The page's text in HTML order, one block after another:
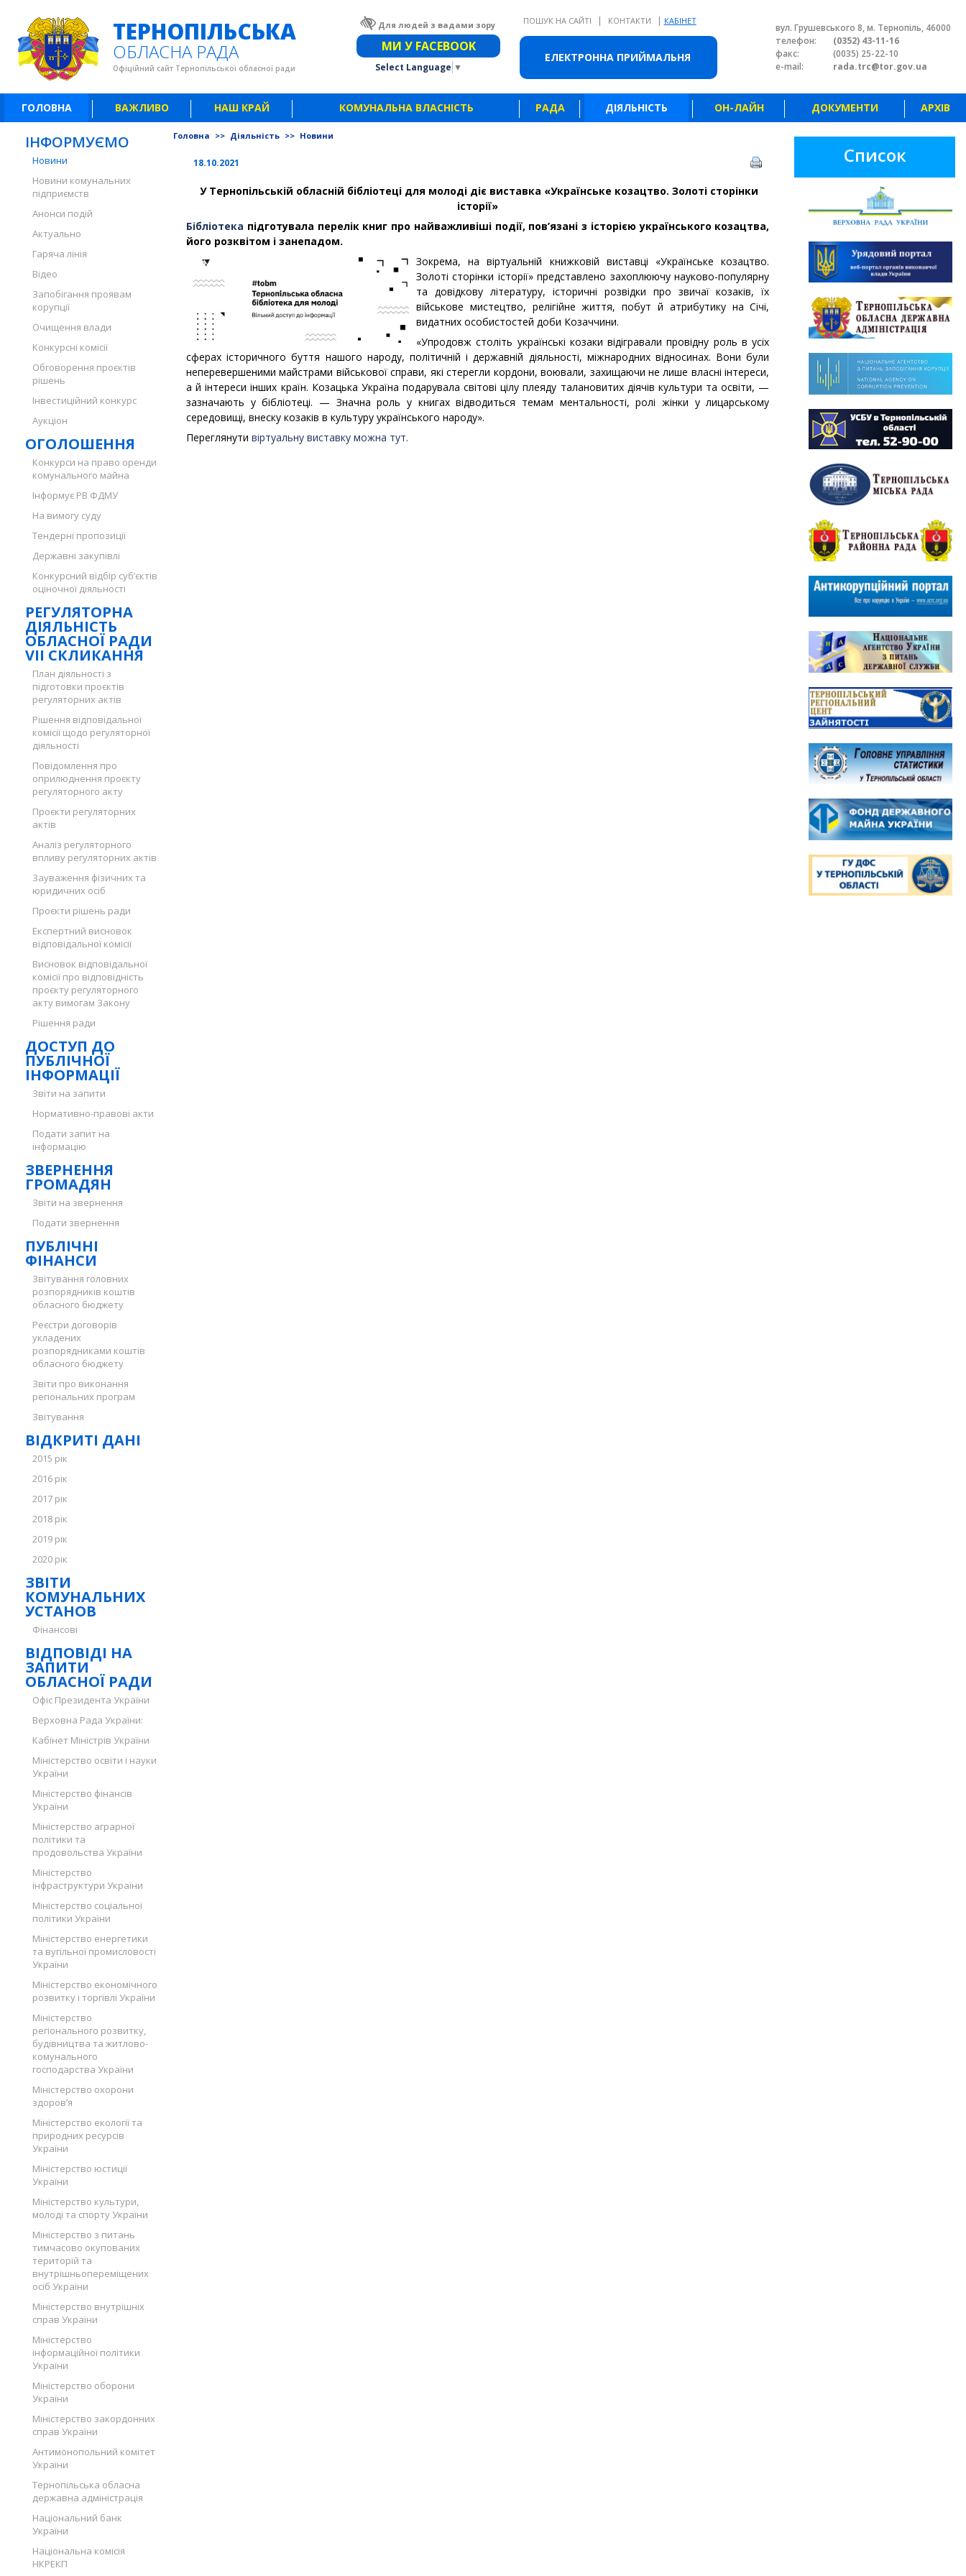
ЕЛЕКТРОННА ПРИЙМАЛЬНЯ
ТЕРНОПІЛЬСЬКА
ОБЛАСНА РАДА
Офіційний сайт Тернопільської обласної ради
Для людей з вадами зору Звичайна версія сайту
МИ У FACEBOOK
Select Language ▼
ПОШУК НА САЙТІ | КОНТАКТИ | КАБІНЕТ
вул. Грушевського 8, м. Тернопіль, 46000
телефон:
(0352) 43-11-16
факс:
(0035) 25-22-10
e-mail:
rada.trc@tor.gov.ua
ГОЛОВНА ВАЖЛИВО НАШ КРАЙ КОМУНАЛЬНА ВЛАСНІСТЬ РАДА ДІЯЛЬНІСТЬ ОН-ЛАЙН ДОКУМЕНТИ АРХІВ
ІНФОРМУЄМО
Новини
Новини комунальних
підприємств
Анонси подій
Актуально
Гаряча лінія
Відео
Запобігання проявам
корупції
Очищення влади
Конкурсні комісії
Обговорення проєктів
рішень
Інвестиційний конкурс
Аукціон
ОГОЛОШЕННЯ
Конкурси на право оренди
комунального майна
Інформує РВ ФДМУ
На вимогу суду
Тендерні пропозиції
Державні закупівлі
Конкурсний відбір суб’єктів
оціночної діяльності
РЕГУЛЯТОРНА
ДІЯЛЬНІСТЬ
ОБЛАСНОЇ РАДИ
VII СКЛИКАННЯ
План діяльності з
підготовки проєктів
регуляторних актів
Рішення відповідальної
комісії щодо регуляторної
діяльності
Повідомлення про
оприлюднення проєкту
регуляторного акту
Проєкти регуляторних
актів
Аналіз регуляторного
впливу регуляторних актів
Зауваження фізичних та
юридичних осіб
Проєкти рішень ради
Експертний висновок
відповідальної комісії
Висновок відповідальної
комісії про відповідність
проєкту регуляторного
акту вимогам Закону
Рішення ради
ДОСТУП ДО
ПУБЛІЧНОЇ
ІНФОРМАЦІЇ
Звіти на запити
Нормативно-правові акти
Подати запит на
інформацію
ЗВЕРНЕННЯ
ГРОМАДЯН
Звіти на звернення
Подати звернення
ПУБЛІЧНІ
ФІНАНСИ
Звітування головних
розпорядників коштів
обласного бюджету
Реєстри договорів
укладених
розпорядниками коштів
обласного бюджету
Звіти про виконання
регіональних програм
Звітування
ВІДКРИТІ ДАНІ
2015 рік
2016 рік
2017 рік
2018 рік
2019 рік
2020 рік
ЗВІТИ
КОМУНАЛЬНИХ
УСТАНОВ
Фінансові
ВІДПОВІДІ НА
ЗАПИТИ
ОБЛАСНОЇ РАДИ
Офіс Президента України
Верховна Рада України:
Кабінет Міністрів України
Міністерство освіти і науки
України
Міністерство фінансів
України
Міністерство аграрної
політики та
продовольства України
Міністерство
інфраструктури України
Міністерство соціальної
політики України
Міністерство енергетики
та вугільної промисловості
України
Міністерство економічного
розвитку і торгівлі України
Міністерство
регіонального розвитку,
будівництва та житлово-
комунального
господарства України
Міністерство охорони
здоров’я
Міністерство екології та
природних ресурсів
України
Міністерство юстиції
України
Міністерство культури,
молоді та спорту України
Міністерство з питань
тимчасово окупованих
територій та
внутрішньопереміщених
осіб України
Міністерство внутрішніх
справ України
Міністерство
інформаційної політики
України
Міністерство оборони
України
Міністерство закордонних
справ України
Антимонопольний комітет
України
Тернопільська обласна
державна адміністрація
Національний банк
України
Національна комісія
НКРЕКП
Головна >> Діяльність >> Новини
18.10.2021
У Тернопільській обласній бібліотеці для молоді діє виставка «Українське козацтво. Золоті сторінки
історії»
Бібліотека підготувала перелік книг про найважливіші події, пов’язані з історією українського козацтва,
його розквітом і занепадом.
Зокрема, на віртуальній книжковій виставці «Українське козацтво.
Золоті сторінки історії» представлено захоплюючу науково-популярну
та довідкову літературу, історичні розвідки про звичаї козаків, їх
військове мистецтво, релігійне життя, побут й атрибутику на Січі,
видатних особистостей доби Козаччини.
«Упродовж століть українські козаки відігравали провідну роль в усіх
сферах історичного буття нашого народу, політичній і державній діяльності, міжнародних відносинах. Вони були
неперевершеними майстрами військової справи, які стерегли кордони, воювали, захищаючи не лише власні інтереси,
а й інтереси інших країн. Козацька Україна подарувала світові цілу плеяду талановитих діячів культури та освіти, —
зазначають у бібліотеці. — Значна роль у книгах відводиться темам ментальності, ролі жінки у лицарському
середовищі, внеску козаків в культуру українського народу».
Переглянути віртуальну виставку можна тут.
Список